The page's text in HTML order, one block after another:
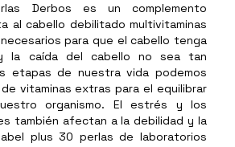
Derbos es un complemento
al cabello debilitado multivitaminas
para que el cabello tenga
la caída del cabello no sea tan
etapas de nuestra vida podemos
vitaminas extras para el equilibrar
organismo. El estrés y los
también afectan a la debilidad y la
plus 30 perlas de laboratorios